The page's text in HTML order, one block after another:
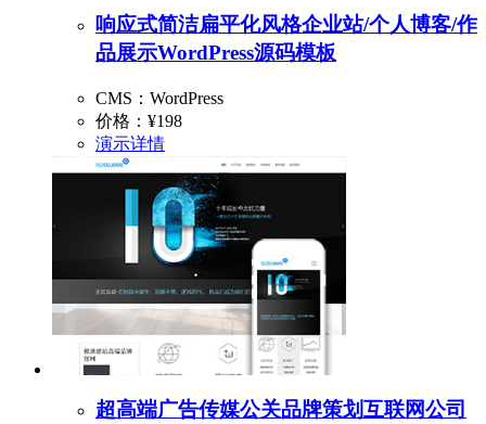
响应式简洁扁平化风格企业站/个人博客/作
品展示WordPress源码模板
CMS：WordPress
价格： ¥198
演示详情
超高端广告传媒公关品牌策划互联网公司